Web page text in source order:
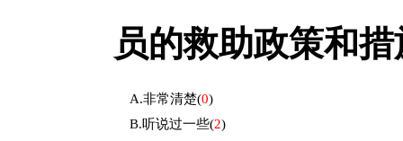
员的救助政策和
A.非常清楚(0)
B.听说过一些(2)